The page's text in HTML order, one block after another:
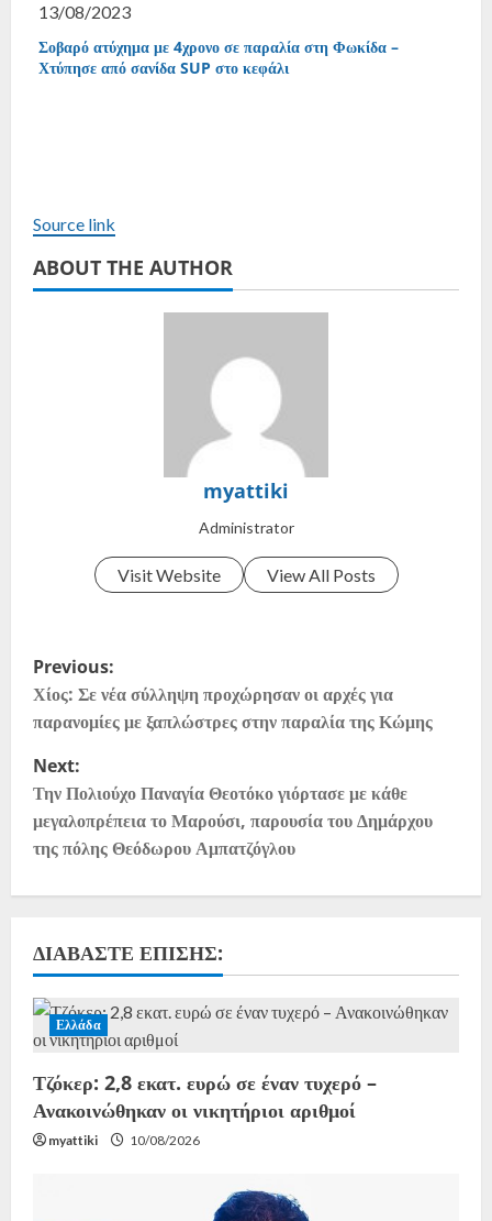
13/08/2023
Σοβαρό ατύχημα με 4χρονο σε παραλία στη Φωκίδα –
Χτύπησε από σανίδα SUP στο κεφάλι
Source link
ABOUT THE AUTHOR
myattiki
Administrator
Visit Website View All Posts
Previous:
Χίος: Σε νέα σύλληψη προχώρησαν οι αρχές για
παρανομίες με ξαπλώστρες στην παραλία της Κώμης
Next:
Την Πολιούχο Παναγία Θεοτόκο γιόρτασε με κάθε
μεγαλοπρέπεια το Μαρούσι, παρουσία του Δημάρχου
της πόλης Θεόδωρου Αμπατζόγλου
ΔΙΑΒΆΣΤΕ ΕΠΊΣΗΣ:
Ελλάδα
Τζόκερ: 2,8 εκατ. ευρώ σε έναν τυχερό –
Ανακοινώθηκαν οι νικητήριοι αριθμοί
myattiki 10/08/2026